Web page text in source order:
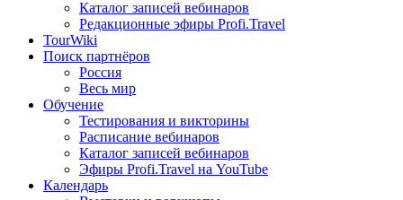
Каталог записей вебинаров
Редакционные эфиры Profi.Travel
TourWiki
Поиск партнёров
Россия
Весь мир
Обучение
Тестирования и викторины
Расписание вебинаров
Каталог записей вебинаров
Эфиры Profi.Travel на YouTube
Календарь